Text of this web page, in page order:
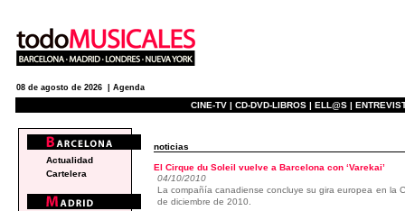
08 de agosto de 2026 | Agenda
CINE-TV | CD-DVD-LIBROS | ELL@S |
noticias
El Cirque du Soleil vuelve a Barcelona con ‘Varekai’
04/10/2010
La compañía canadiense concluye su gira europea en la
de diciembre de 2010.
Actualidad
Cartelera